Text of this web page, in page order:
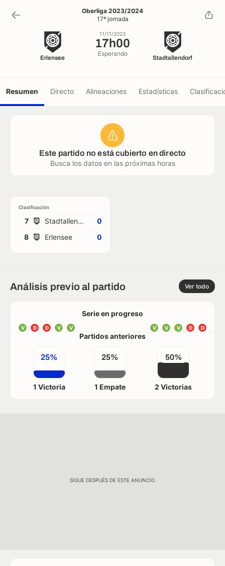
17h00
11/11/2023
Oberliga 2023/2024
17ª jornada
Erlensee
11/11/2023
17h00
Esperando
Stadtallendorf
Resumen Directo Alineaciones Estadísticas
Este partido no está cubierto en directo
Busca los datos en las próximas horas
Clasificación
7 Stadtallendorf
0
8
Erlensee 0
Análisis previo al partido Ver todo
Serie en progreso
V D D V V D
D
V
V
V
Partidos anteriores
25%
1 Victoria
25%
1 Empate
50%
2 Victorias
SIGUE DESPUÉS DE ESTE ANUNCIO